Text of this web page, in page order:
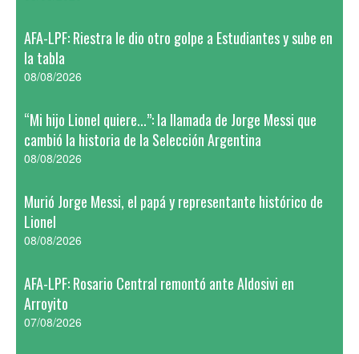
AFA-LPF: Riestra le dio otro golpe a Estudiantes y sube en
la tabla
08/08/2026
“Mi hijo Lionel quiere...”: la llamada de Jorge Messi que
cambió la historia de la Selección Argentina
08/08/2026
Murió Jorge Messi, el papá y representante histórico de
Lionel
08/08/2026
AFA-LPF: Rosario Central remontó ante Aldosivi en
Arroyito
07/08/2026